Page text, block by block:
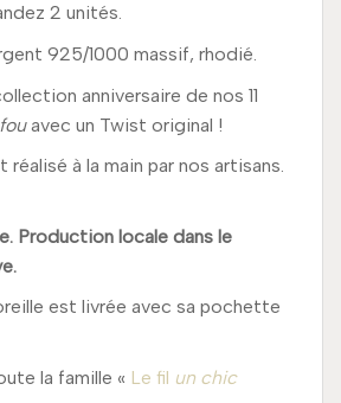
2 unités.
925/1000 massif, rhodié.
anniversaire de nos 11
avec un Twist original !
à la main par nos artisans.
Production locale dans le
est livrée avec sa pochette
la famille « Le fil un chic